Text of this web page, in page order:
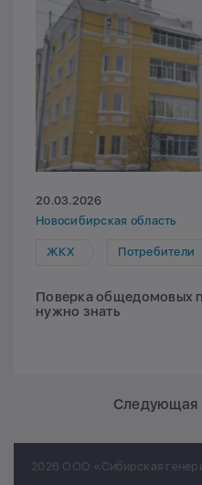
20.03.2026
Новосибирская область
ЖКХ Потребители
Поверка общедомовых
нужно знать
Следующая
2026 ООО «Сибирская